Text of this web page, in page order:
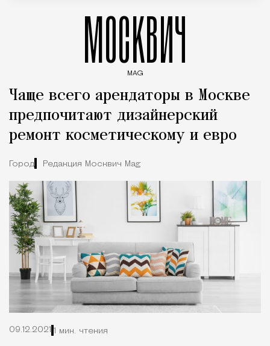
МОСКВИЧ
MAG
Чаще всего арендаторы в Москве
предпочитают дизайнерский
ремонт косметическому и евро
Город Редакция Москвич Mag
09.12.2021 1 мин. чтения